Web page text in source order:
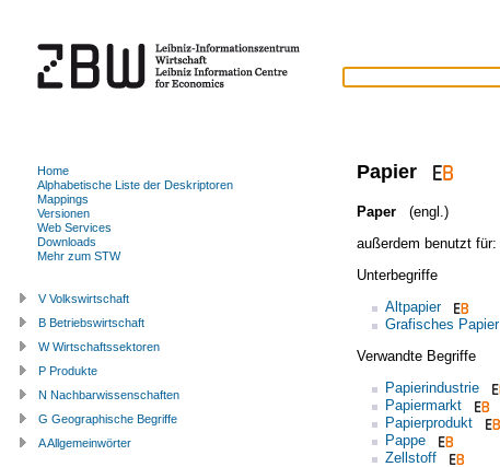
Papier
Paper
(engl.)
außerdem benutzt für:
Unterbegriffe
Altpapier
Grafisches Papier
Verwandte Begriffe
Papierindustrie
Papiermarkt
Papierprodukt
Pappe
Zellstoff
Home
Alphabetische Liste der Deskriptoren
Mappings
Versionen
Web Services
Downloads
Mehr zum STW
V Volkswirtschaft
B Betriebswirtschaft
W Wirtschaftssektoren
P Produkte
N Nachbarwissenschaften
G Geographische Begriffe
A Allgemeinwörter